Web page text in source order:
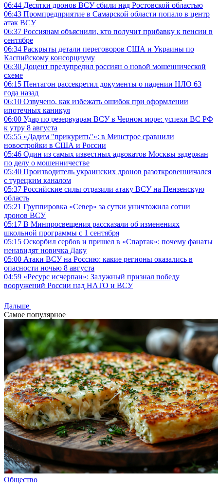
06:44 Десятки дронов ВСУ сбили над Ростовской областью
06:43 Промпредприятие в Самарской области попало в центр
атак ВСУ
06:37 Россиянам объяснили, кто получит прибавку к пенсии в
сентябре
06:34 Раскрыты детали переговоров США и Украины по
Каспийскому консорциуму
06:30 Доцент предупредил россиян о новой мошеннической
схеме
06:15 Пентагон рассекретил документы о падении НЛО 63
года назад
06:10 Озвучено, как избежать ошибок при оформлении
ипотечных каникул
06:00 Удар по резервуарам ВСУ в Черном море: успехи ВС РФ
к утру 8 августа
05:55 «Дадим "прикурить"»: в Минстрое сравнили
новостройки в США и России
05:46 Один из самых известных адвокатов Москвы задержан
по делу о мошенничестве
05:40 Производитель украинских дронов разоткровенничался
с турецким каналом
05:37 Российские силы отразили атаку ВСУ на Пензенскую
область
05:21 Группировка «Север» за сутки уничтожила сотни
дронов ВСУ
05:17 В Минпросвещения рассказали об изменениях
школьной программы с 1 сентября
05:15 Оскорбил сербов и пришел в «Спартак»: почему фанаты
ненавидят новичка Даку
05:00 Атаки ВСУ на Россию: какие регионы оказались в
опасности ночью 8 августа
04:59 «Ресурс исчерпан»: Залужный признал победу
вооружений России над НАТО и ВСУ
Дальше
Самое популярное
Общество